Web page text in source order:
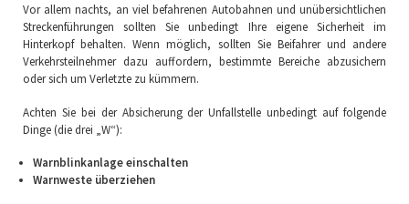
Vor allem nachts, an viel befahrenen Autobahnen und unübersichtlichen
Streckenführungen sollten Sie unbedingt Ihre eigene Sicherheit im
Hinterkopf behalten. Wenn möglich, sollten Sie Beifahrer und andere
Verkehrsteilnehmer dazu auffordern, bestimmte Bereiche abzusichern
oder sich um Verletzte zu kümmern.
Achten Sie bei der Absicherung der Unfallstelle unbedingt auf folgende
Dinge (die drei „W“):
Warnblinkanlage einschalten
Warnweste überziehen